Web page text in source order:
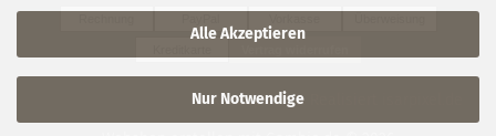
Alle Akzeptieren
Nur Notwendige
Konzeption & Realisiert